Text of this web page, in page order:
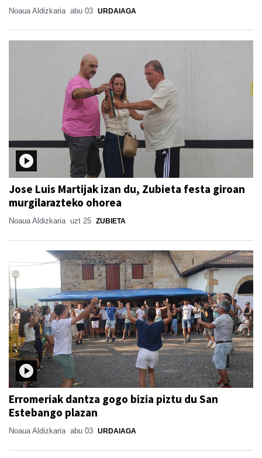
Noaua Aldizkaria abu 03 URDAIAGA
Jose Luis Martijak izan du, Zubieta festa giroan
murgilarazteko ohorea
Noaua Aldizkaria uzt 25 ZUBIETA
Erromeriak dantza gogo bizia piztu du San
Estebango plazan
Noaua Aldizkaria abu 03 URDAIAGA